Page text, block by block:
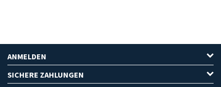
ANMELDEN
SICHERE ZAHLUNGEN